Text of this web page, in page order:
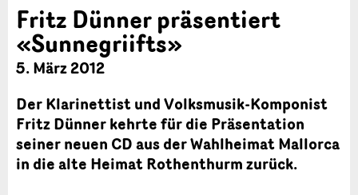
Fritz Dünner präsentiert
«Sunnegriifts»
5. März 2012
Der Klarinettist und Volksmusik-Komponist
Fritz Dünner kehrte für die Präsentation
seiner neuen CD aus der Wahlheimat Mallorca
in die alte Heimat Rothenthurm zurück.